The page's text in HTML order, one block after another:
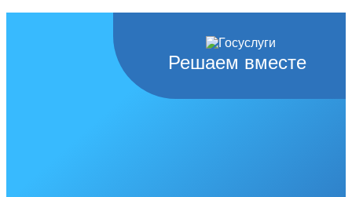
Решаем вместе